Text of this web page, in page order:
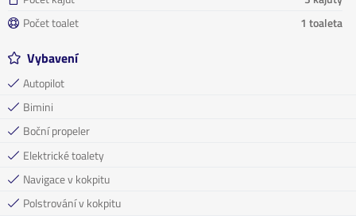
Počet toalet
1 toaleta
Vybavení
Autopilot
Bimini
Boční propeler
Elektrické toalety
Navigace v kokpitu
Polstrování v kokpitu